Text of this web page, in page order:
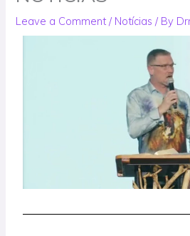
Leave a Comment / Notícias / By